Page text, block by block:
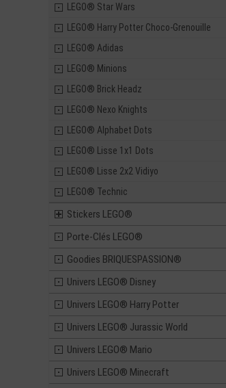
LEGO® Star Wars
LEGO® Harry Potter Choco-Grenouille
LEGO® Adidas
LEGO® Minions
LEGO® Brick Headz
LEGO® Nexo Knights
LEGO® Alphabet Dots
LEGO® Lisse 1x1 Dots
LEGO® Lisse 2x2 Vidiyo
LEGO® Technic
Stickers LEGO®
Porte-Clés LEGO®
Goodies BRIQUESPASSION®
Univers LEGO® Disney
Univers LEGO® Harry Potter
Univers LEGO® Jurassic World
Univers LEGO® Mario
Univers LEGO® Minecraft